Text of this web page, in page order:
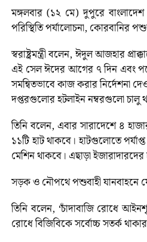
মঙ্গলবার (১২ মে) দুপুরে বাংলাদেশ
পরিস্থিতি পর্যালোচনা, কোরবানির
স্বরাষ্ট্রমন্ত্রী বলেন, ঈদুল আজহার
এই সেল ঈদের আগের ৭ দিন এবং
সমন্বিতভাবে কাজ করার নির্দেশনা
দপ্তরগুলোর হটলাইন নম্বরগুলো চালু
তিনি বলেন, এবার সারাদেশে ৪
১১টি হাট থাকবে। হাটগুলোতে
মেশিন থাকবে। এছাড়া
সড়ক ও নৌপথে পশুবাহী যানবাহনে
তিনি বলেন, ‘চাঁদাবাজি রোধে
রোধে বিজিবিকে সর্বোচ্চ সতর্ক